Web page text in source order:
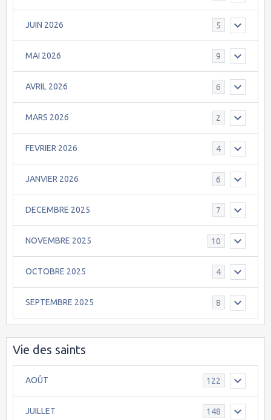
JUIN 2026 5
MAI 2026 9
AVRIL 2026 6
MARS 2026 2
FEVRIER 2026 4
JANVIER 2026 6
DECEMBRE 2025 7
NOVEMBRE 2025 10
OCTOBRE 2025 4
SEPTEMBRE 2025 8
Vie des saints
AOÛT 122
JUILLET 148